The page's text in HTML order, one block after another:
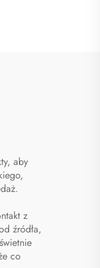
aby
z
źródła,
co